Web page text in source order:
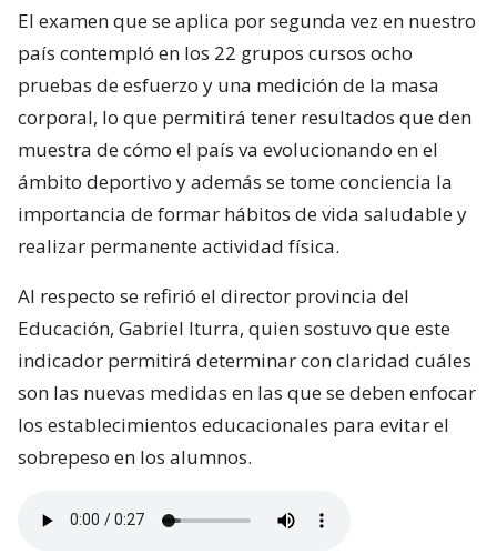
El examen que se aplica por segunda vez en nuestro
país contempló en los 22 grupos cursos ocho
pruebas de esfuerzo y una medición de la masa
corporal, lo que permitirá tener resultados que den
muestra de cómo el país va evolucionando en el
ámbito deportivo y además se tome conciencia la
importancia de formar hábitos de vida saludable y
realizar permanente actividad física.
Al respecto se refirió el director provincia del
Educación, Gabriel Iturra, quien sostuvo que este
indicador permitirá determinar con claridad cuáles
son las nuevas medidas en las que se deben enfocar
los establecimientos educacionales para evitar el
sobrepeso en los alumnos.